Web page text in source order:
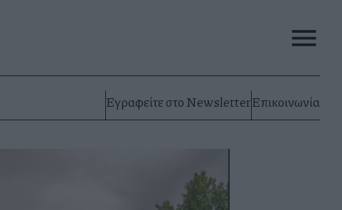
Εγραφείτε στο NewsletterΕπικοινωνία